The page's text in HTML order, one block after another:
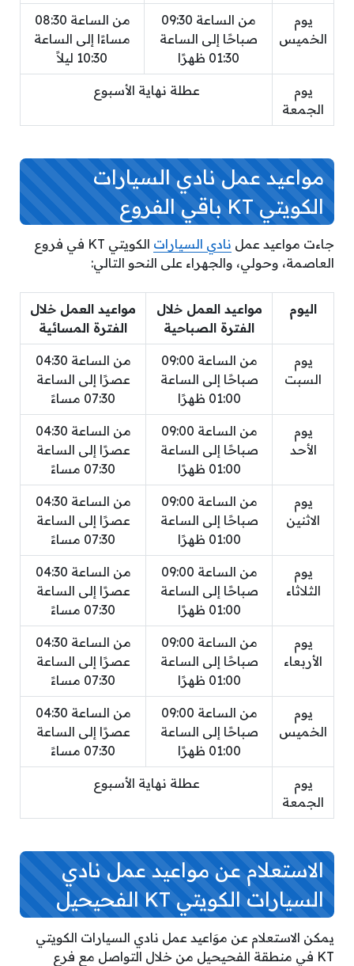
يوم
الخميس
من الساعة 09:30
صباحًا إلى الساعة
01:30 ظهرًا
من الساعة 08:30
مساءًا إلى الساعة
10:30 ليلاً
يوم
الجمعة
عطلة نهاية الأسبوع
مواعيد عمل نادي السيارات
الكويتي KT باقي الفروع
جاءت مواعيد عمل نادي السيارات
الكويتي KT في فروع
العاصمة، وحولي، والجهراء على النحو التالي:
اليوم
مواعيد العمل خلال
الفترة الصباحية
مواعيد العمل خلال
الفترة المسائية
يوم
السبت
من الساعة 09:00
صباحًا إلى الساعة
01:00 ظهرًا
من الساعة 04:30
عصرًا إلى الساعة
07:30 مساءً
يوم
الأحد
من الساعة 09:00
صباحًا إلى الساعة
01:00 ظهرًا
من الساعة 04:30
عصرًا إلى الساعة
07:30 مساءً
يوم
الاثنين
من الساعة 09:00
صباحًا إلى الساعة
01:00 ظهرًا
من الساعة 04:30
عصرًا إلى الساعة
07:30 مساءً
يوم
الثلاثاء
من الساعة 09:00
صباحًا إلى الساعة
01:00 ظهرًا
من الساعة 04:30
عصرًا إلى الساعة
07:30 مساءً
يوم
الأربعاء
من الساعة 09:00
صباحًا إلى الساعة
01:00 ظهرًا
من الساعة 04:30
عصرًا إلى الساعة
07:30 مساءً
يوم
الخميس
من الساعة 09:00
صباحًا إلى الساعة
01:00 ظهرًا
من الساعة 04:30
عصرًا إلى الساعة
07:30 مساءً
يوم
الجمعة
عطلة نهاية الأسبوع
الاستعلام عن مواعيد عمل نادي
السيارات الكويتي KT الفحيحيل
يمكن الاستعلام عن موَاعيد عمل نادي السيارات الكويتي
KT في منطقة الفحيحيل من خلال التواصل مع فرع